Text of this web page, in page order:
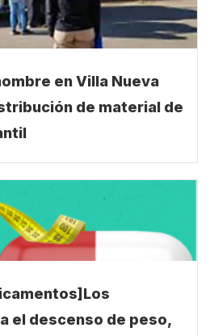
en Villa Nueva
de material de